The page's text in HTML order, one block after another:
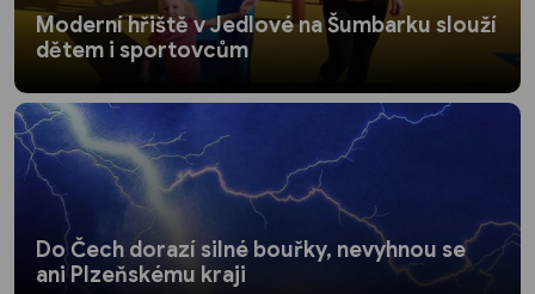
Moderní hřiště v Jedlové na Šumbarku slouží
dětem i sportovcům
Do Čech dorazí silné bouřky, nevyhnou se
ani Plzeňskému kraji